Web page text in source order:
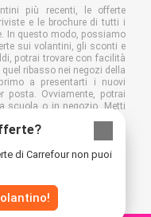
di Carrefour non puoi
più recenti, le offerte
e le brochure di tutti i
In questo modo, possiamo
sui volantini, gli sconti e
potrai trovare con facilità
ribasso nei negozi della
a presentarti i nuovi
posta. Ovviamente, potrai
scuola o in negozio. Metti
a ridurre lo spreco